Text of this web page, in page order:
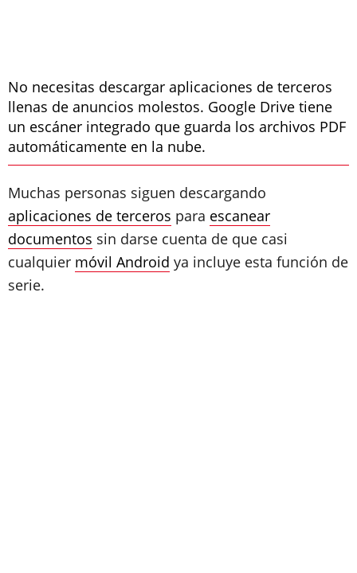
No necesitas descargar aplicaciones de terceros
llenas de anuncios molestos. Google Drive tiene
un escáner integrado que guarda los archivos PDF
automáticamente en la nube.
Muchas personas siguen descargando
aplicaciones de terceros para escanear
documentos sin darse cuenta de que casi
cualquier móvil Android ya incluye esta función de
serie.